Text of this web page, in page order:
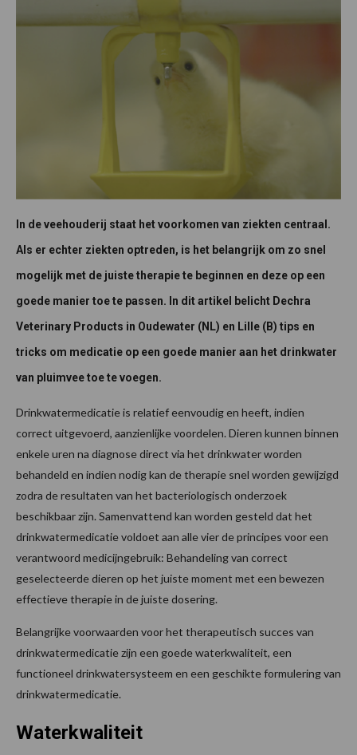
In de veehouderij staat het voorkomen van ziekten centraal.
Als er echter ziekten optreden, is het belangrijk om zo snel
mogelijk met de juiste therapie te beginnen en deze op een
goede manier toe te passen. In dit artikel belicht Dechra
Veterinary Products in Oudewater (NL) en Lille (B) tips en
tricks om medicatie op een goede manier aan het drinkwater
van pluimvee toe te voegen.
Drinkwatermedicatie is relatief eenvoudig en heeft, indien
correct uitgevoerd, aanzienlijke voordelen. Dieren kunnen binnen
enkele uren na diagnose direct via het drinkwater worden
behandeld en indien nodig kan de therapie snel worden gewijzigd
zodra de resultaten van het bacteriologisch onderzoek
beschikbaar zijn. Samenvattend kan worden gesteld dat het
drinkwatermedicatie voldoet aan alle vier de principes voor een
verantwoord medicijngebruik: Behandeling van correct
geselecteerde dieren op het juiste moment met een bewezen
effectieve therapie in de juiste dosering.
Belangrijke voorwaarden voor het therapeutisch succes van
drinkwatermedicatie zijn een goede waterkwaliteit, een
functioneel drinkwatersysteem en een geschikte formulering van
drinkwatermedicatie.
Waterkwaliteit